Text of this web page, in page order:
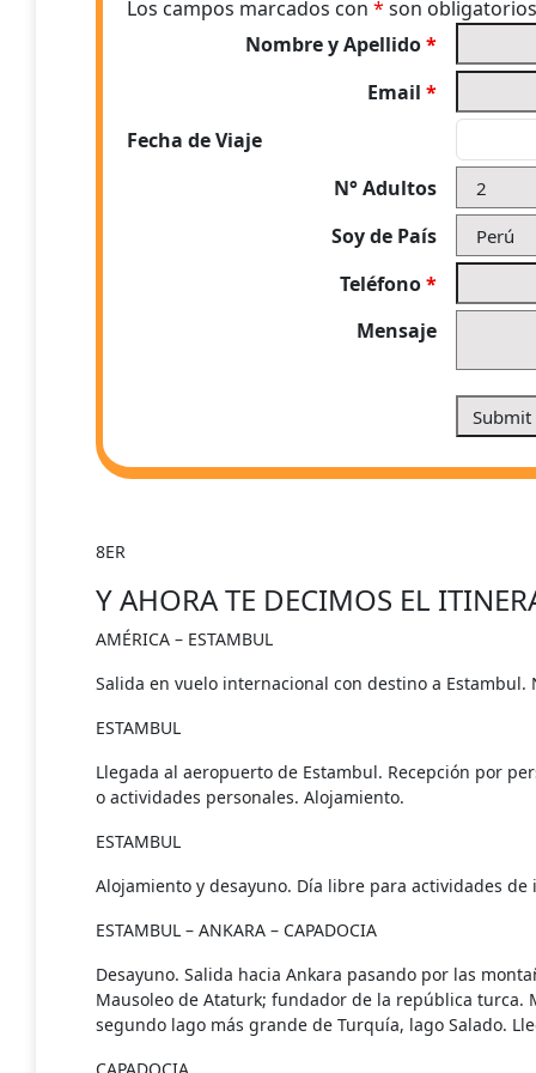
Los campos marcados con * son obligatorios
Nombre y Apellido*
Email*
Fecha de Viaje
N° Adultos
Soy de País
Teléfono*
Mensaje
8ER
Y AHORA TE DECIMOS EL
AMÉRICA – ESTAMBUL
Salida en vuelo internacional con destino a Estambul.
ESTAMBUL
Llegada al aeropuerto de Estambul. Recepción por
o actividades personales. Alojamiento.
ESTAMBUL
Alojamiento y desayuno. Día libre para actividades
ESTAMBUL – ANKARA – CAPADOCIA
Desayuno. Salida hacia Ankara pasando por las
Mausoleo de Ataturk; fundador de la república turca.
segundo lago más grande de Turquía, lago Salado.